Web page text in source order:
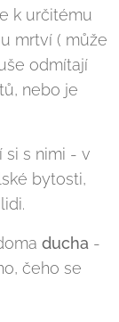
k určitému
mrtví ( může
odmítají
nebo je
si s nimi - v
bytosti,
ducha -
čeho se